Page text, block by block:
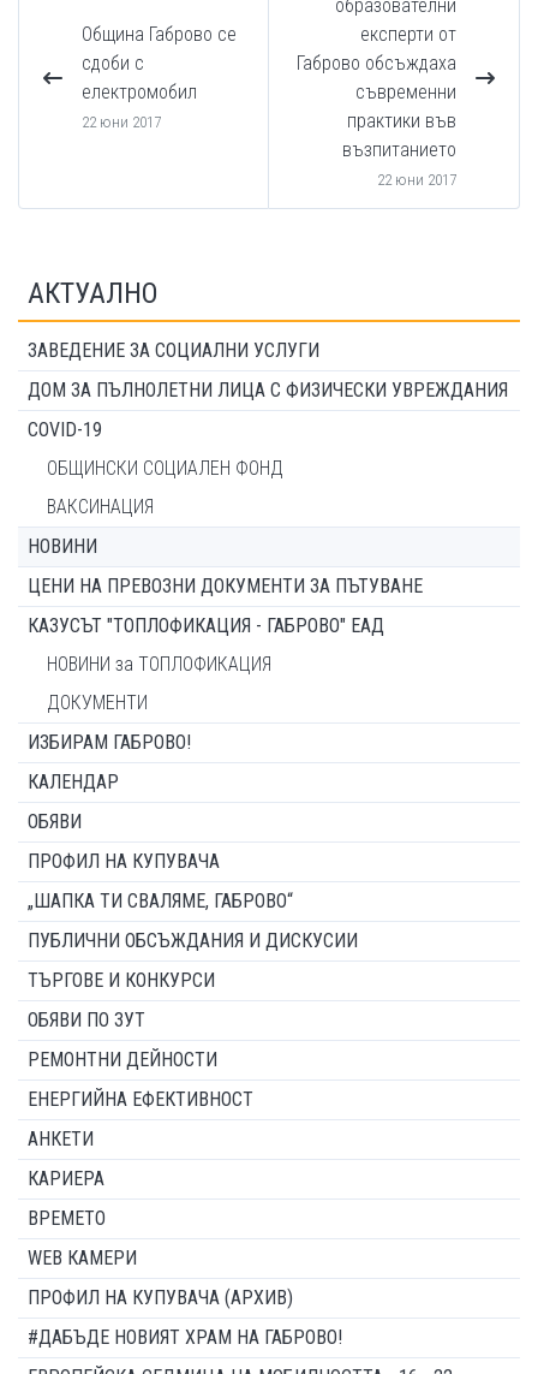
Община Габрово се
сдоби с
електромобил
22 юни 2017
образователни
експерти от
Габрово обсъждаха
съвременни
практики във
възпитанието
22 юни 2017
АКТУАЛНО
ЗАВЕДЕНИЕ ЗА СОЦИАЛНИ УСЛУГИ
ДОМ ЗА ПЪЛНОЛЕТНИ ЛИЦА С ФИЗИЧЕСКИ УВРЕЖДАНИЯ
COVID-19
ОБЩИНСКИ СОЦИАЛЕН ФОНД
ВАКСИНАЦИЯ
НОВИНИ
ЦЕНИ НА ПРЕВОЗНИ ДОКУМЕНТИ ЗА ПЪТУВАНЕ
КАЗУСЪТ "ТОПЛОФИКАЦИЯ - ГАБРОВО" ЕАД
НОВИНИ за ТОПЛОФИКАЦИЯ
ДОКУМЕНТИ
ИЗБИРАМ ГАБРОВО!
КАЛЕНДАР
ОБЯВИ
ПРОФИЛ НА КУПУВАЧА
„ШАПКА ТИ СВАЛЯМЕ, ГАБРОВО“
ПУБЛИЧНИ ОБСЪЖДАНИЯ И ДИСКУСИИ
ТЪРГОВЕ И КОНКУРСИ
ОБЯВИ ПО ЗУТ
РЕМОНТНИ ДЕЙНОСТИ
ЕНЕРГИЙНА ЕФЕКТИВНОСТ
АНКЕТИ
КАРИЕРА
ВРЕМЕТО
WEB КАМЕРИ
ПРОФИЛ НА КУПУВАЧА (АРХИВ)
#ДАБЪДЕ НОВИЯТ ХРАМ НА ГАБРОВО!